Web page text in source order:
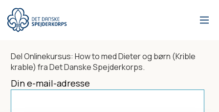
hovedindhold
DelOnlinekursus: How to med Dieter og børn (Krible
krable)fra Det Danske Spejderkorps.
Din e-mail-adresse